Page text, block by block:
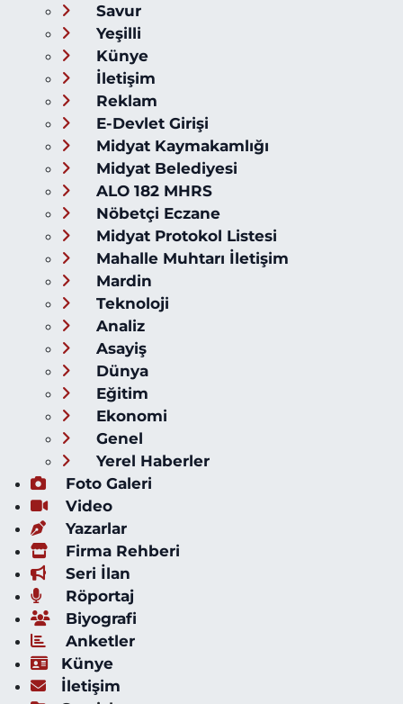
Savur
Yeşilli
Künye
İletişim
Reklam
E-Devlet Girişi
Midyat Kaymakamlığı
Midyat Belediyesi
ALO 182 MHRS
Nöbetçi Eczane
Midyat Protokol Listesi
Mahalle Muhtarı İletişim
Mardin
Teknoloji
Analiz
Asayiş
Dünya
Eğitim
Ekonomi
Genel
Yerel Haberler
Foto Galeri
Video
Yazarlar
Firma Rehberi
Seri İlan
Röportaj
Biyografi
Anketler
Künye
İletişim